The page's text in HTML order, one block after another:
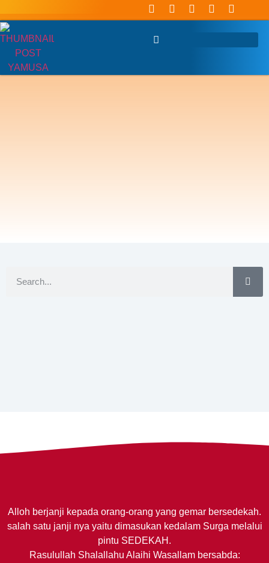
Alloh berjanji kepada orang-orang yang gemar bersedekah.
salah satu janji nya yaitu dimasukan kedalam Surga melalui
pintu SEDEKAH.
Rasulullah Shalallahu Alaihi Wasallam bersabda: